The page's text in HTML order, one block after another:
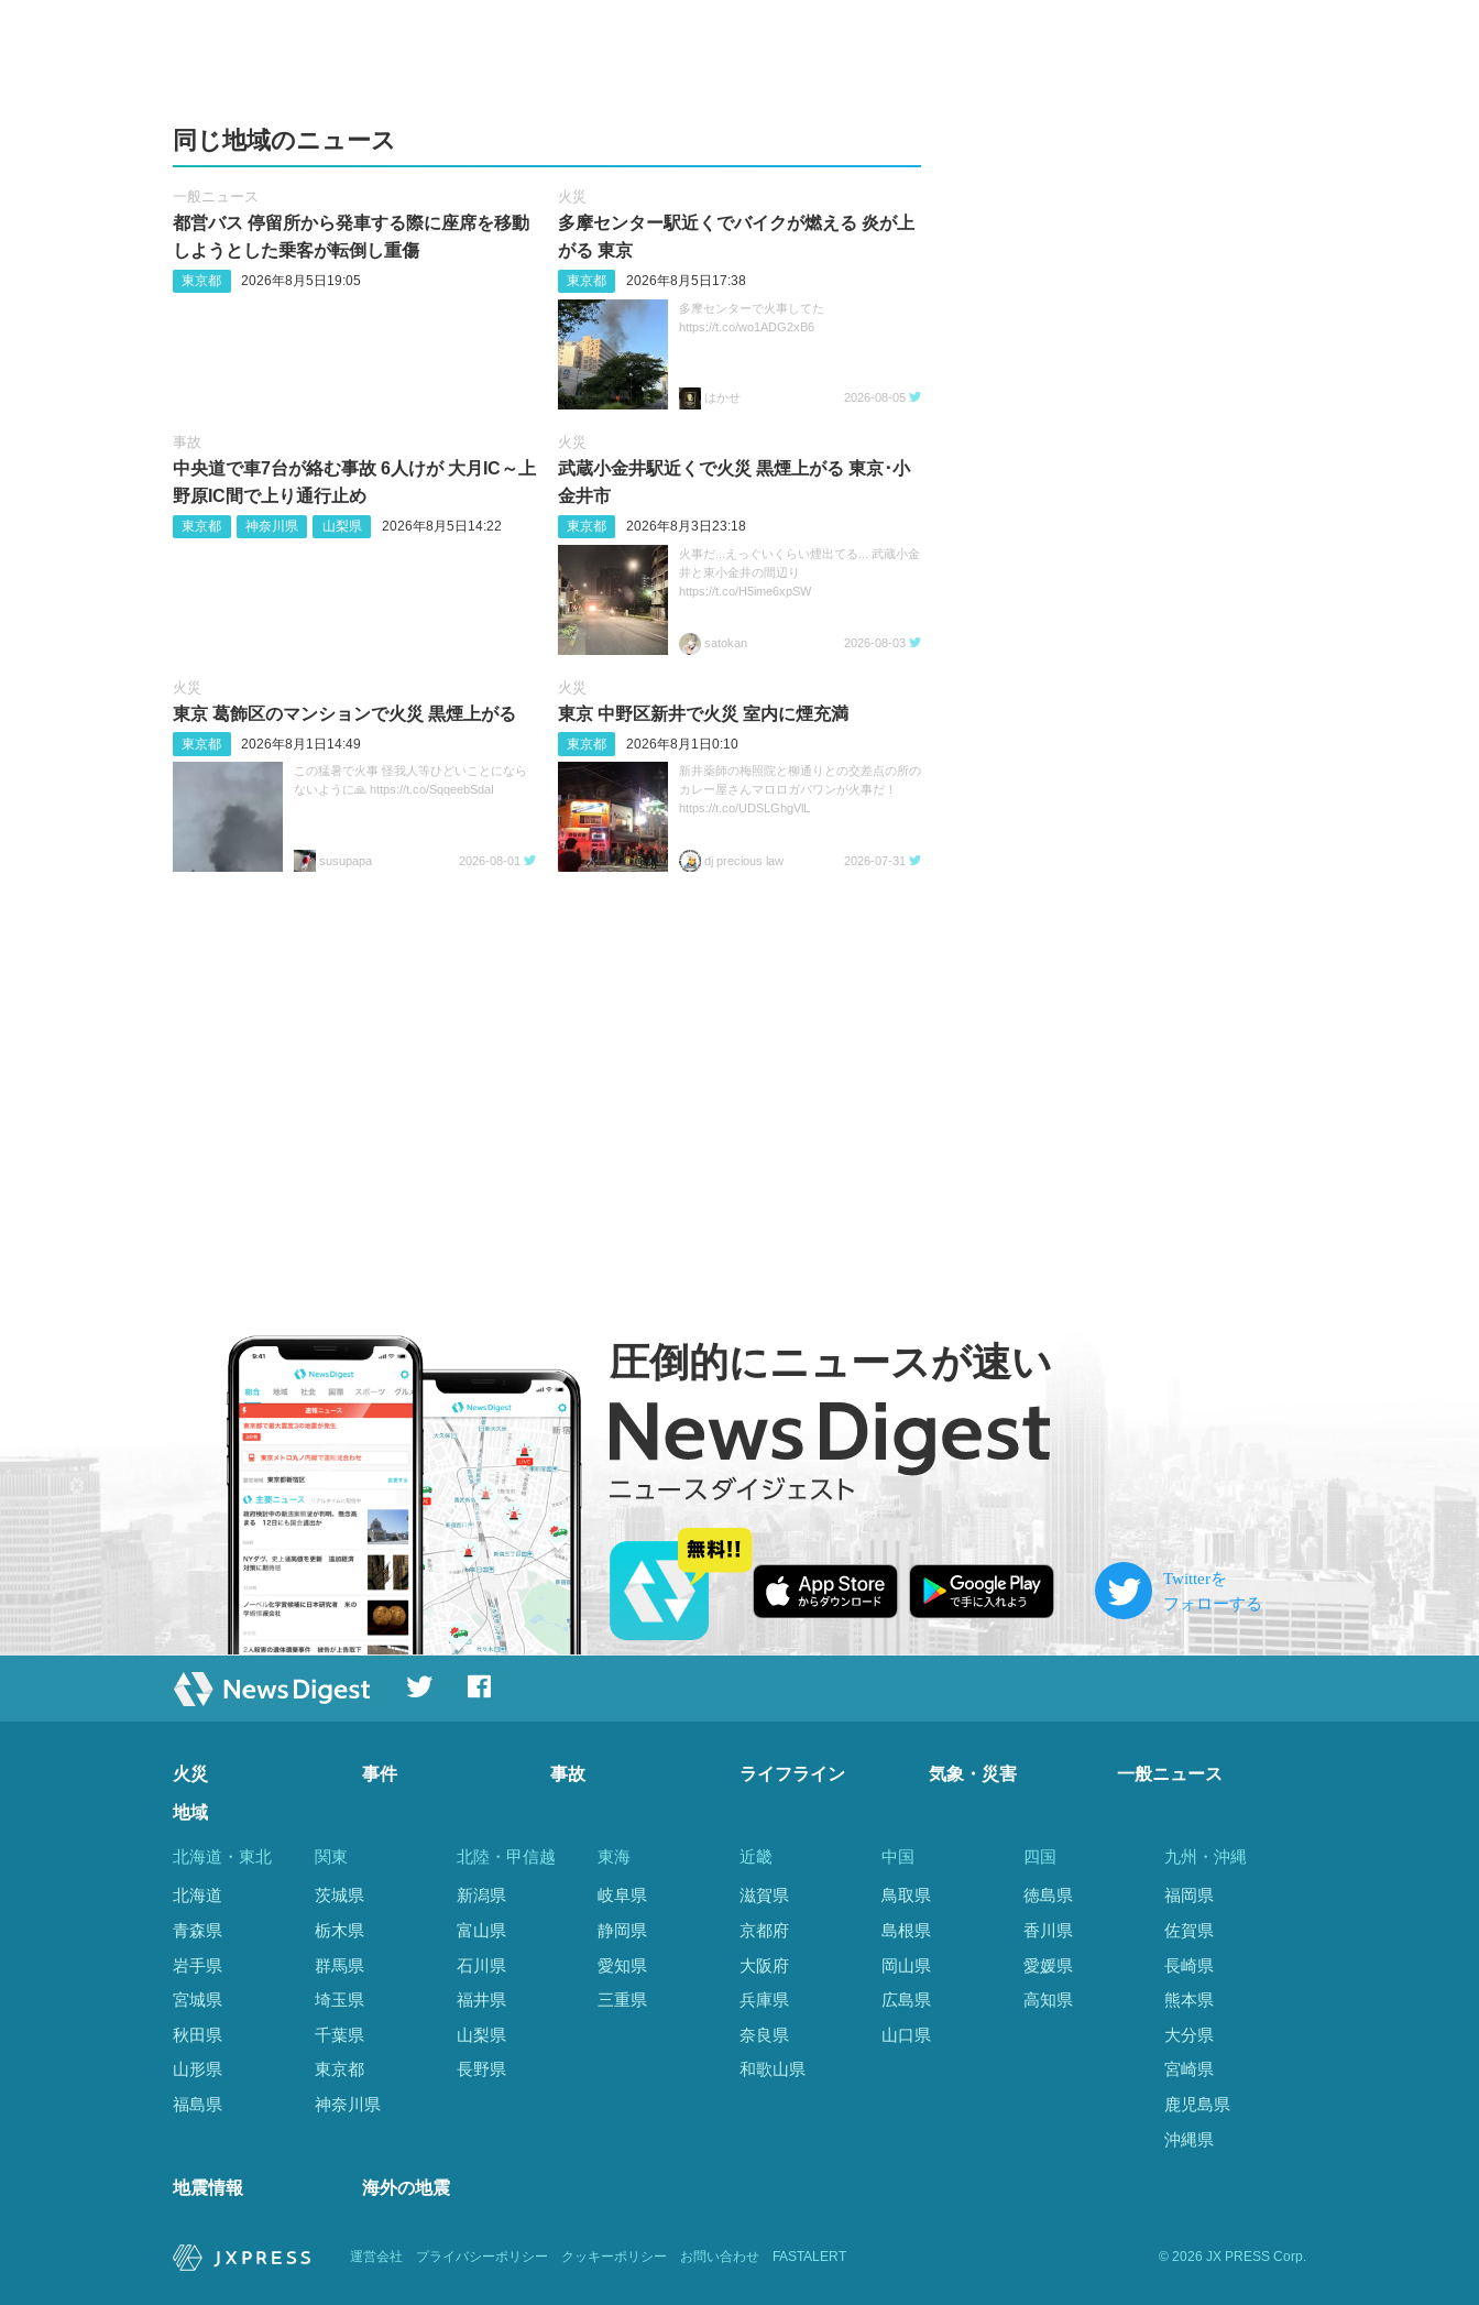
同じ地域のニュース
一般ニュース
都営バス 停留所から発車する際に座席を移動
しようとした乗客が転倒し重傷
東京都 2026年8月5日19:05
火災
多摩センター駅近くでバイクが燃える 炎が上
がる 東京
東京都 2026年8月5日17:38
多摩センターで火事してた
https://t.co/wo1ADG2xB6
はかせ 2026-08-05
事故
中央道で車7台が絡む事故 6人けが 大月IC～上
野原IC間で上り通行止め
東京都 神奈川県 山梨県 2026年8月5日14:22
火災
武蔵小金井駅近くで火災 黒煙上がる 東京･小
金井市
東京都 2026年8月3日23:18
火事だ...えっぐいくらい煙出てる... 武蔵小金
井と東小金井の間辺り
https://t.co/H5ime6xpSW
satokan 2026-08-03
火災
東京 葛飾区のマンションで火災 黒煙上がる
東京都 2026年8月1日14:49
この猛暑で火事 怪我人等ひどいことになら
ないように🙏 https://t.co/SqqeebSdaI
susupapa 2026-08-01
火災
東京 中野区新井で火災 室内に煙充満
東京都 2026年8月1日0:10
新井薬師の梅照院と柳通りとの交差点の所の
カレー屋さんマロロガバワンが火事だ！
https://t.co/UDSLGhgVlL
dj precious law 2026-07-31
圧倒的にニュースが速い
火災 事件 事故 ライフライン 気象・災害 一般ニュース
地域
北海道・東北
北海道
青森県
岩手県
宮城県
秋田県
山形県
福島県
関東
茨城県
栃木県
群馬県
埼玉県
千葉県
東京都
神奈川県
北陸・甲信越
新潟県
富山県
石川県
福井県
山梨県
長野県
東海
岐阜県
静岡県
愛知県
三重県
近畿
滋賀県
京都府
大阪府
兵庫県
奈良県
和歌山県
中国
鳥取県
島根県
岡山県
広島県
山口県
四国
徳島県
香川県
愛媛県
高知県
九州・沖縄
福岡県
佐賀県
長崎県
熊本県
大分県
宮崎県
鹿児島県
沖縄県
地震情報 海外の地震
運営会社 プライバシーポリシー クッキーポリシー お問い合わせ FASTALERT © 2026 JX PRESS Corp.